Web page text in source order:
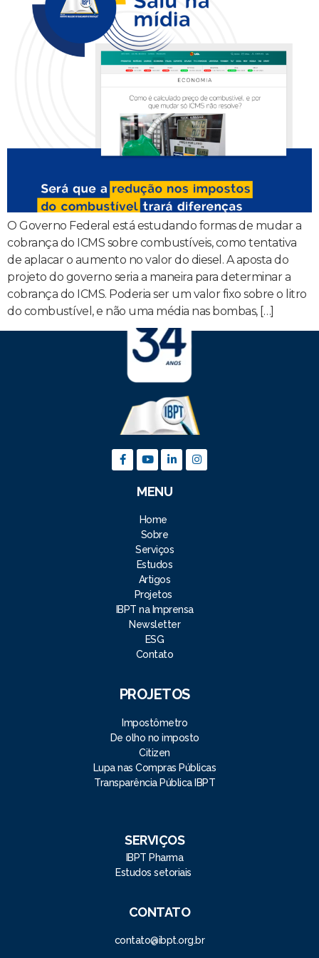
O Governo Federal está estudando formas de mudar a
cobrança do ICMS sobre combustíveis, como tentativa
de aplacar o aumento no valor do diesel. A aposta do
projeto do governo seria a maneira para determinar a
cobrança do ICMS. Poderia ser um valor fixo sobre o litro
do combustível, e não uma média nas bombas, […]
MENU
Home
Sobre
Serviços
Estudos
Artigos
Projetos
IBPT na Imprensa
Newsletter
ESG
Contato
PROJETOS
Impostômetro
De olho no imposto
Citizen
Lupa nas Compras Públicas
Transparência Pública IBPT
SERVIÇOS
IBPT Pharma
Estudos setoriais
CONTATO
contato@ibpt.org.br